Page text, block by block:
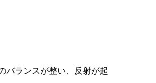
バランスが整い、反射が起